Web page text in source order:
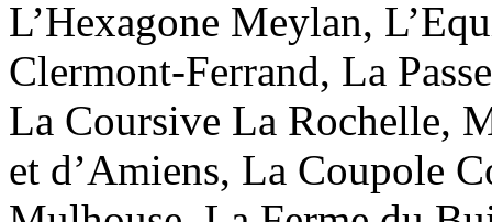
L’Hexagone Meylan,
Clermont-Ferrand, La
La Coursive La Rochelle,
et d’Amiens, La Coupole